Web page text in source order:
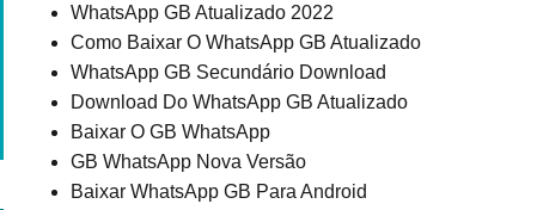
WhatsApp GB Atualizado 2022
Como Baixar O WhatsApp GB Atualizado
WhatsApp GB Secundário Download
Download Do WhatsApp GB Atualizado
Baixar O GB WhatsApp
GB WhatsApp Nova Versão
Baixar WhatsApp GB Para Android